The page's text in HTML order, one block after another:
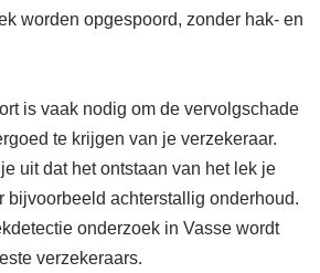
worden opgespoord, zonder hak- en
is vaak nodig om de vervolgschade
te krijgen van je verzekeraar.
uit dat het ontstaan van het lek je
bijvoorbeeld achterstallig onderhoud.
onderzoek in Vasse wordt
verzekeraars.